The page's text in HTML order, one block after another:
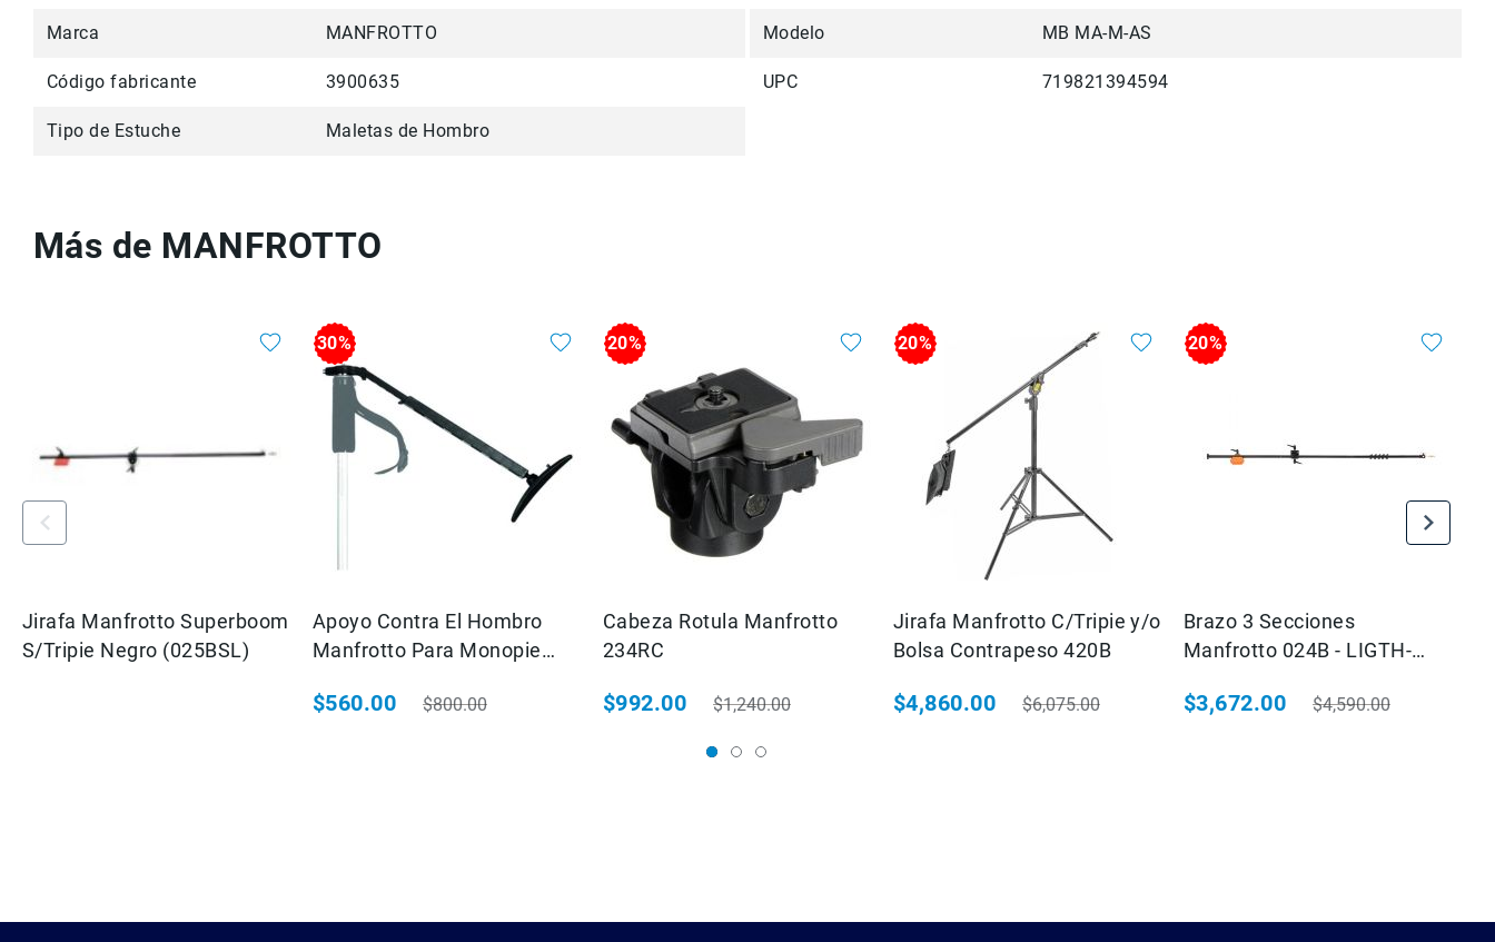
Marca MANFROTTO Modelo MB MA-M-AS
Código fabricante 3900635 UPC 719821394594
Tipo de Estuche Maletas de Hombro
Más de MANFROTTO
Jirafa Manfrotto Superboom
S/Tripie Negro (025BSL)
30%
Apoyo Contra El Hombro
Manfrotto Para Monopie
$800.00
$560.00
20%
Cabeza Rotula Manfrotto
234RC
$1,240.00
$992.00
20%
Jirafa Manfrotto C/Tripie y/o
Bolsa Contrapeso 420B
$6,075.00
$4,860.00
20%
Brazo 3 Secciones
Manfrotto 024B - LIGTH-
$4,590.00
$3,672.00